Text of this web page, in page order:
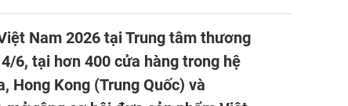
Nam 2026 tại Trung tâm thương
6, tại hơn 400 cửa hàng trong hệ
Hong Kong (Trung Quốc) và